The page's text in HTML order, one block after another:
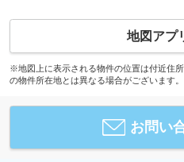
地図アプ
※地図上に表示される物件の位置は付近住
の物件所在地とは異なる場合がございます。
お問い